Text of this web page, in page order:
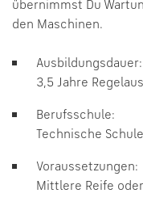
übernimmst Du
den Maschinen.
Ausbildungsdauer:
3,5 Jahre
Berufsschule:
Technische
Voraussetzungen:
Mittlere Reife